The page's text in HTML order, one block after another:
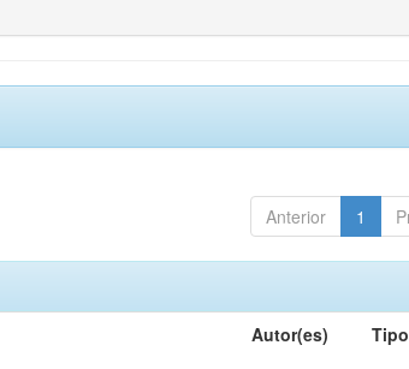
Anterior 1
Autor(es) Tipo